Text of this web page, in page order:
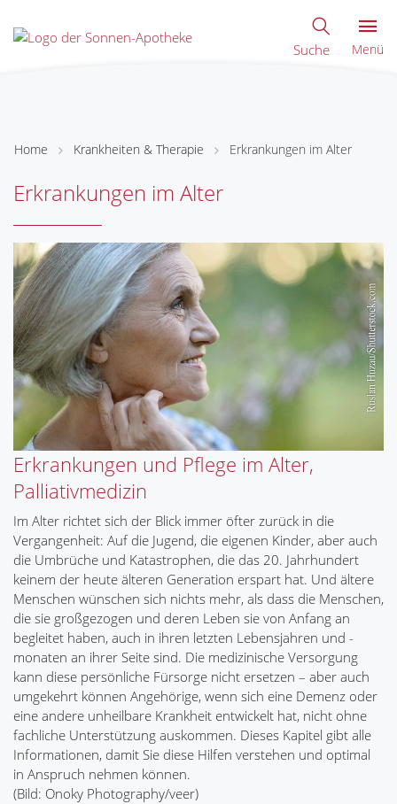
Suche Menü
Home Krankheiten & Therapie Erkrankungen im Alter
Erkrankungen im Alter
Erkrankungen und Pflege im Alter,
Palliativmedizin
Im Alter richtet sich der Blick immer öfter zurück in die
Vergangenheit: Auf die Jugend, die eigenen Kinder, aber auch
die Umbrüche und Katastrophen, die das 20. Jahrhundert
keinem der heute älteren Generation erspart hat. Und ältere
Menschen wünschen sich nichts mehr, als dass die Menschen,
die sie großgezogen und deren Leben sie von Anfang an
begleitet haben, auch in ihren letzten Lebensjahren und -
monaten an ihrer Seite sind. Die medizinische Versorgung
kann diese persönliche Fürsorge nicht ersetzen – aber auch
umgekehrt können Angehörige, wenn sich eine Demenz oder
eine andere unheilbare Krankheit entwickelt hat, nicht ohne
fachliche Unterstützung auskommen. Dieses Kapitel gibt alle
Informationen, damit Sie diese Hilfen verstehen und optimal
in Anspruch nehmen können.
(Bild: Onoky Photography/veer)